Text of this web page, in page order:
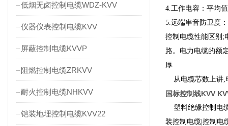
低烟无卤控制电缆WDZ-KVV
仪器仪表控制电缆KVV
屏蔽控制电缆KVVP
阻燃控制电缆ZRKVV
耐火控制电缆NHKVV
铠装地埋控制电缆KVV22
4.工作电容：平均
5.远端串音防卫度
控制电缆性能区别;
路。电力电缆的额
厚
从电缆芯数上讲,
国标控制线KVV
塑料绝缘控制电
装控制电缆|控制电